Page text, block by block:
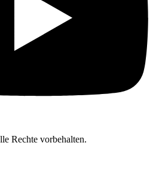
Rechte vorbehalten.